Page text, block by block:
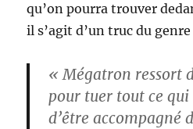
qu’on pourra trouver
il s’agit d’un truc du genre
« Mégatron ressort
pour tuer tout ce
d’être accompagné